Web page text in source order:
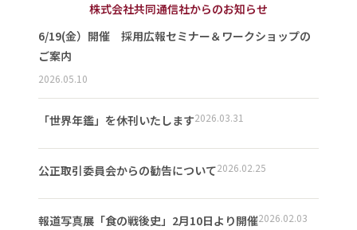
株式会社共同通信社からのお知らせ
6/19(金）開催 採用広報セミナー＆ワークショップの
ご案内
2026.05.10
「世界年鑑」を休刊いたします2026.03.31
公正取引委員会からの勧告について2026.02.25
報道写真展「食の戦後史」2月10日より開催2026.02.03